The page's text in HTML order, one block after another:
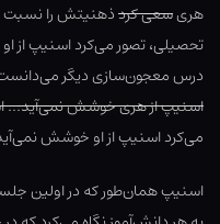
هریسعی کردذهنیتش را نسبت
تحصیلی، تصور می‌کرد اسنیپ از
درس معجون‌سازی دیگر
اسنیپ از هری خوشش نمی‌آید…
می‌کرد اسنیپ از او خوشش
اسنیپ همان‌طور که در اولین